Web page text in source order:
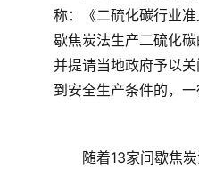
称：《二硫化碳行业
歇焦炭法生产二硫化
并提请当地政府予以
到安全生产条件的，一
随着13家间歇焦炭